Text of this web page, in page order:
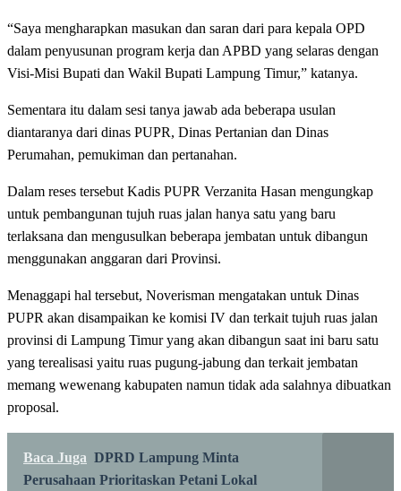
“Saya mengharapkan masukan dan saran dari para kepala OPD
dalam penyusunan program kerja dan APBD yang selaras dengan
Visi-Misi Bupati dan Wakil Bupati Lampung Timur,” katanya.
Sementara itu dalam sesi tanya jawab ada beberapa usulan
diantaranya dari dinas PUPR, Dinas Pertanian dan Dinas
Perumahan, pemukiman dan pertanahan.
Dalam reses tersebut Kadis PUPR Verzanita Hasan mengungkap
untuk pembangunan tujuh ruas jalan hanya satu yang baru
terlaksana dan mengusulkan beberapa jembatan untuk dibangun
menggunakan anggaran dari Provinsi.
Menaggapi hal tersebut, Noverisman mengatakan untuk Dinas
PUPR akan disampaikan ke komisi IV dan terkait tujuh ruas jalan
provinsi di Lampung Timur yang akan dibangun saat ini baru satu
yang terealisasi yaitu ruas pugung-jabung dan terkait jembatan
memang wewenang kabupaten namun tidak ada salahnya dibuatkan
proposal.
Baca Juga DPRD Lampung Minta
Perusahaan Prioritaskan Petani Lokal